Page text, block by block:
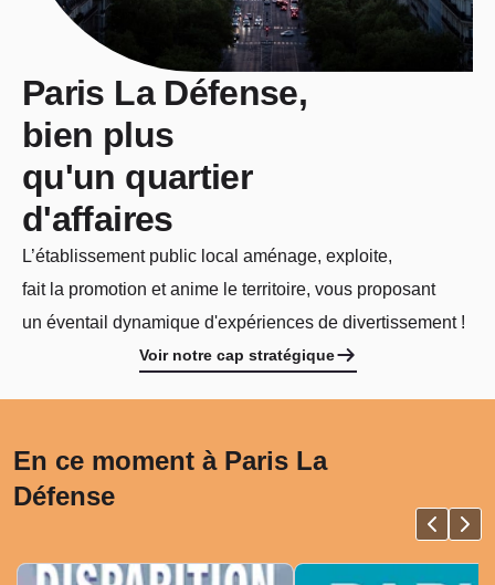
Paris La Défense,
bien plus
qu'un quartier
d'affaires
L’établissement public local aménage, exploite,
fait la promotion et anime le territoire, vous proposant
un éventail dynamique d'expériences de divertissement !
Voir notre cap stratégique
En ce moment à Paris La
Défense